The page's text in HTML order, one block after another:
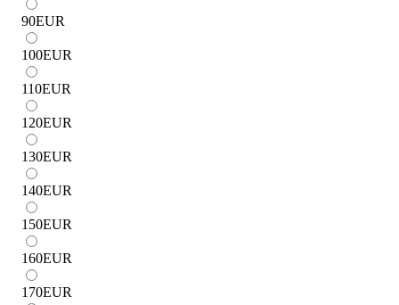
90EUR
100EUR
110EUR
120EUR
130EUR
140EUR
150EUR
160EUR
170EUR